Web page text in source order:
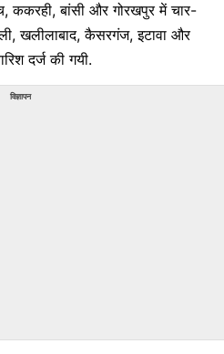
ककरही, बांसी और गोरखपुर में चार-
खलीलाबाद, कैसरगंज, इटावा और
दर्ज की गयी.
विज्ञापन